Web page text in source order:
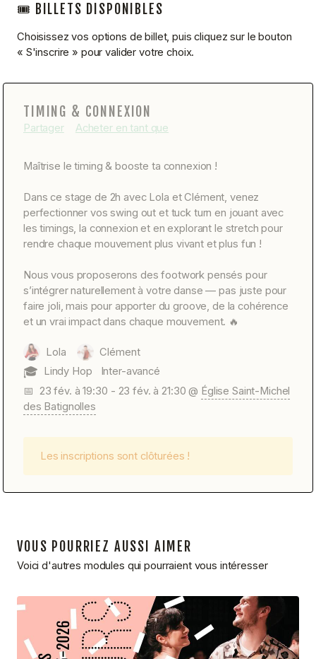
🎟️ BILLETS DISPONIBLES
Choisissez vos options de billet, puis cliquez sur le bouton
« S'inscrire » pour valider votre choix.
TIMING & CONNEXION
Partager Acheter en tant que
Maîtrise le timing & booste ta connexion !
Dans ce stage de 2h avec Lola et Clément, venez
perfectionner vos swing out et tuck turn en jouant avec
les timings, la connexion et en explorant le stretch pour
rendre chaque mouvement plus vivant et plus fun !
Nous vous proposerons des footwork pensés pour
s’intégrer naturellement à votre danse — pas juste pour
faire joli, mais pour apporter du groove, de la cohérence
et un vrai impact dans chaque mouvement. 🔥
Lola Clément
🎓 Lindy Hop
Inter-avancé
📅 23 fév. à 19:30 - 23 fév. à 21:30 @ Église Saint-Michel
des Batignolles
Les inscriptions sont clôturées !
VOUS POURRIEZ AUSSI AIMER
Voici d'autres modules qui pourraient vous intéresser